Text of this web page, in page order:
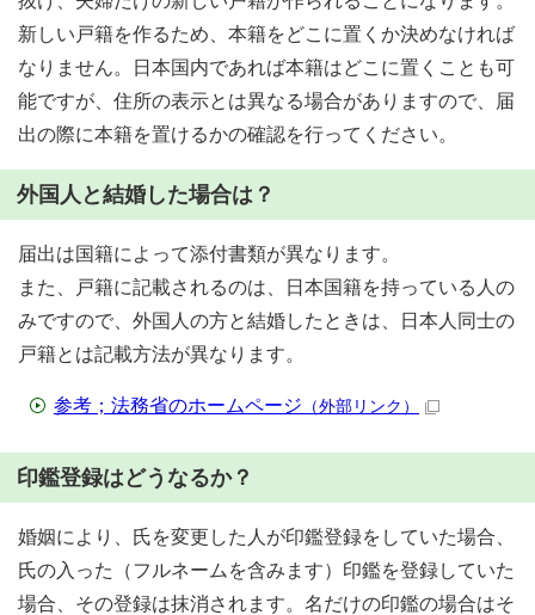
新しい戸籍を作るため、本籍をどこに置くか決めなければ
なりません。日本国内であれば本籍はどこに置くことも可
能ですが、住所の表示とは異なる場合がありますので、届
出の際に本籍を置けるかの確認を行ってください。
外国人と結婚した場合は？
届出は国籍によって添付書類が異なります。
また、戸籍に記載されるのは、日本国籍を持っている人の
みですので、外国人の方と結婚したときは、日本人同士の
戸籍とは記載方法が異なります。
参考；法務省のホームページ （外部リンク）
印鑑登録はどうなるか？
婚姻により、氏を変更した人が印鑑登録をしていた場合、
氏の入った（フルネームを含みます）印鑑を登録していた
場合、その登録は抹消されます。名だけの印鑑の場合はそ